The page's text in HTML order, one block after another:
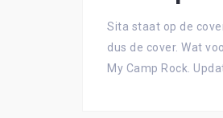
Sita staat op de
dus de cover. Wat
My Camp Rock.